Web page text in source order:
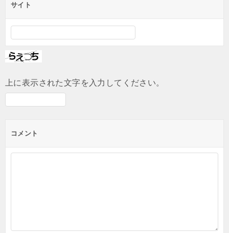
サイト
上に表示された文字を入力してください。
コメント